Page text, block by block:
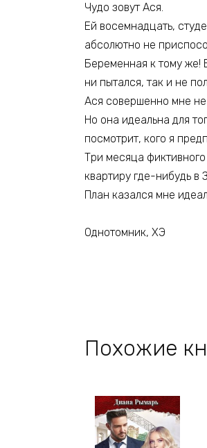
Чудо зовут Ася.
Ей восемнадцать,
абсолютно не
Беременная к тому же!
ни пытался, так и не
Ася совершенно мне
Но она идеальна для
посмотрит, кого я
Три месяца
квартиру где-нибудь в
План казался мне
Однотомник, ХЭ
Похожие